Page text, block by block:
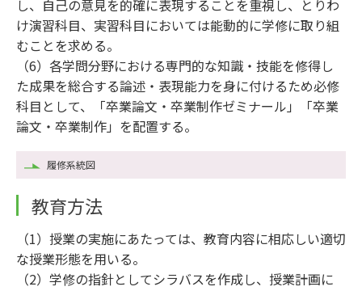
し、自己の意見を的確に表現することを重視し、とりわ
け演習科目、実習科目においては能動的に学修に取り組
むことを求める。
（6）各学問分野における専門的な知識・技能を修得し
た成果を総合する論述・表現能力を身に付けるため必修
科目として、「卒業論文・卒業制作ゼミナール」「卒業
論文・卒業制作」を配置する。
履修系統図
教育方法
（1）授業の実施にあたっては、教育内容に相応しい適切
な授業形態を用いる。
（2）学修の指針としてシラバスを作成し、授業計画に